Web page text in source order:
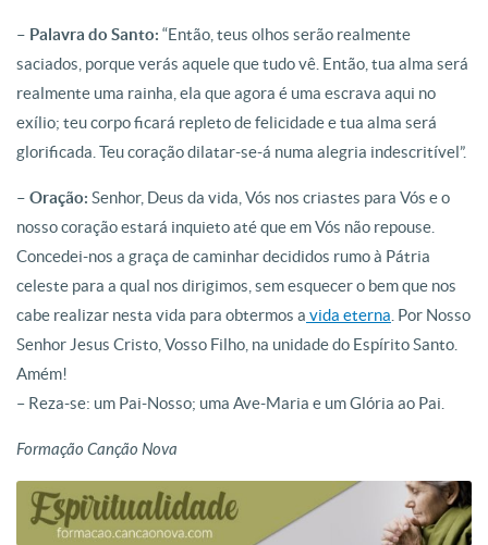
– Palavra do Santo: “Então, teus olhos serão realmente
saciados, porque verás aquele que tudo vê. Então, tua alma será
realmente uma rainha, ela que agora é uma escrava aqui no
exílio; teu corpo ficará repleto de felicidade e tua alma será
glorificada. Teu coração dilatar-se-á numa alegria indescritível”.
– Oração: Senhor, Deus da vida, Vós nos criastes para Vós e o
nosso coração estará inquieto até que em Vós não repouse.
Concedei-nos a graça de caminhar decididos rumo à Pátria
celeste para a qual nos dirigimos, sem esquecer o bem que nos
cabe realizar nesta vida para obtermos a vida eterna . Por Nosso
Senhor Jesus Cristo, Vosso Filho, na unidade do Espírito Santo.
Amém!
– Reza-se: um Pai-Nosso; uma Ave-Maria e um Glória ao Pai.
Formação Canção Nova